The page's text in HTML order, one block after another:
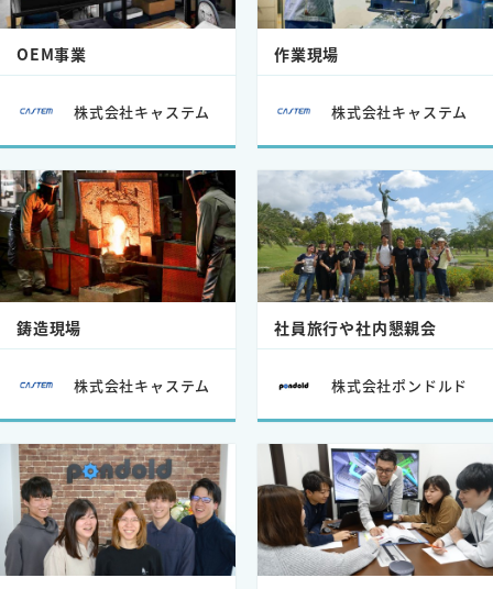
OEM事業
株式会社キャステム
作業現場
株式会社キャステム
鋳造現場
株式会社キャステム
社員旅行や社内懇親会
株式会社ポンドルド